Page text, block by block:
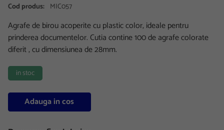
Cod produs: MIC057
Agrafe de birou acoperite cu plastic color, ideale pentru
prinderea documentelor. Cutia contine 100 de agrafe colorate
diferit , cu dimensiunea de 28mm.
in stoc
Adauga in cos